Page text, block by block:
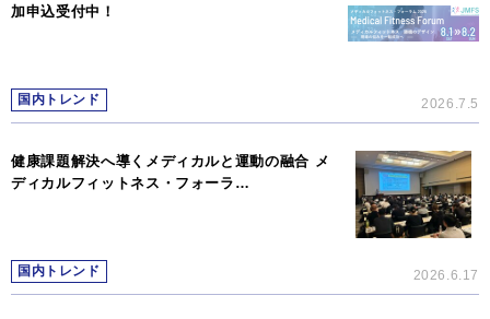
加申込受付中！
国内トレンド 2026.7.5
健康課題解決へ導くメディカルと運動の融合 メ
ディカルフィットネス・フォーラ…
国内トレンド 2026.6.17